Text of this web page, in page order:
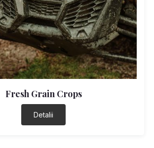
Fresh Grain Crops
Detalii